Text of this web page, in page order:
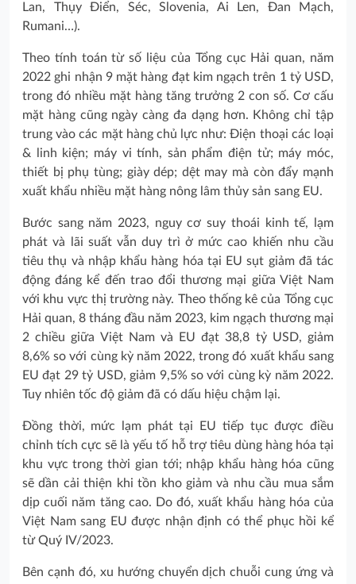
Lan, Thụy Điển, Séc, Slovenia, Ai Len, Đan Mạch,
Rumani…).
Theo tính toán từ số liệu của Tổng cục Hải quan, năm
2022 ghi nhận 9 mặt hàng đạt kim ngạch trên 1 tỷ USD,
trong đó nhiều mặt hàng tăng trưởng 2 con số. Cơ cấu
mặt hàng cũng ngày càng đa dạng hơn. Không chỉ tập
trung vào các mặt hàng chủ lực như: Điện thoại các loại
& linh kiện; máy vi tính, sản phẩm điện tử; máy móc,
thiết bị phụ tùng; giày dép; dệt may mà còn đẩy mạnh
xuất khẩu nhiều mặt hàng nông lâm thủy sản sang EU.
Bước sang năm 2023, nguy cơ suy thoái kinh tế, lạm
phát và lãi suất vẫn duy trì ở mức cao khiến nhu cầu
tiêu thụ và nhập khẩu hàng hóa tại EU sụt giảm đã tác
động đáng kể đến trao đổi thương mại giữa Việt Nam
với khu vực thị trường này. Theo thống kê của Tổng cục
Hải quan, 8 tháng đầu năm 2023, kim ngạch thương mại
2 chiều giữa Việt Nam và EU đạt 38,8 tỷ USD, giảm
8,6% so với cùng kỳ năm 2022, trong đó xuất khẩu sang
EU đạt 29 tỷ USD, giảm 9,5% so với cùng kỳ năm 2022.
Tuy nhiên tốc độ giảm đã có dấu hiệu chậm lại.
Đồng thời, mức lạm phát tại EU tiếp tục được điều
chỉnh tích cực sẽ là yếu tố hỗ trợ tiêu dùng hàng hóa tại
khu vực trong thời gian tới; nhập khẩu hàng hóa cũng
sẽ dần cải thiện khi tồn kho giảm và nhu cầu mua sắm
dịp cuối năm tăng cao. Do đó, xuất khẩu hàng hóa của
Việt Nam sang EU được nhận định có thể phục hồi kể
từ Quý IV/2023.
Bên cạnh đó, xu hướng chuyển dịch chuỗi cung ứng và